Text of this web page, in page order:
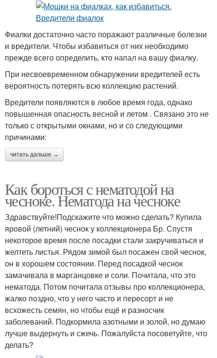
Фиалки достаточно часто поражают различные болезни
и вредители. Чтобы избавиться от них необходимо
прежде всего определить, кто напал на вашу фиалку.
При несвоевременном обнаружении вредителей есть
вероятность потерять всю коллекцию растений.
Вредители появляются в любое время года, однако
повышенная опасность весной и летом . Связано это не
только с открытыми окнами, но и со следующими
причинами:
читать дальше →
Как бороться с нематодой на
чесноке. Нематода на чесноке
Здравствуйте!Подскажите что можно сделать? Купила
яровой (летний) чеснок у коллекционера Бр. Спустя
некоторое время после посадки стали закручиваться и
желтеть листья. Рядом зимой был посажен свой чеснок,
он в хорошем состоянии. Перед посадкой чеснок
замачивала в марганцовке и соли. Почитала, что это
нематода. Потом почитала отзывы про коллекционера,
жалко поздно, что у него часто и пересорт и не
всхожесть семян, но чтобы ещё и разносчик
заболеваний. Подкормила азотными и золой, но думаю
лучше выдернуть и сжечь. Пожалуйста посоветуйте, что
делать?